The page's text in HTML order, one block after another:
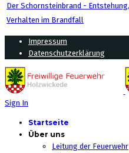
Der Schornsteinbrand -
Verhalten im Brandfall
Impressum
Datenschutzerklärung
Sign In
Startseite
Über uns
Leitung der Feuerwehr